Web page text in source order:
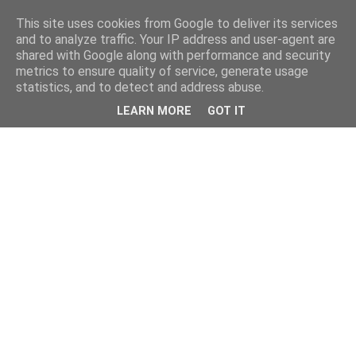
This site uses cookies from Google to deliver its services
and to analyze traffic. Your IP address and user-agent are
shared with Google along with performance and security
metrics to ensure quality of service, generate usage
statistics, and to detect and address abuse.
LEARN MORE GOT IT